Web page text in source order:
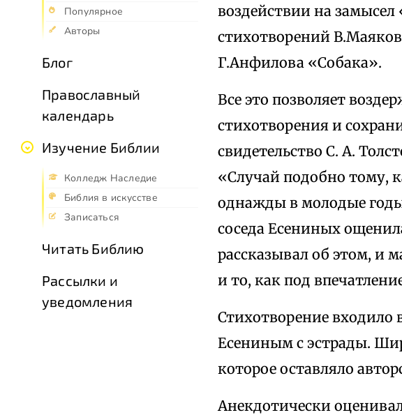
Популярное
Авторы
Блог
Православный
календарь
Изучение Библии
Колледж Наследие
Библия в искусстве
Записаться
Читать Библию
Рассылки и
уведомления
воздействии на замысел
стихотворений
Г.Анфилова «Собака».
Все это позволяет
стихотворения и
свидетельство С. А.
«Случай подобно тому,
однажды в молодые годы
соседа Есениных
рассказывал об этом, и
и то, как под
Стихотворение входило
Есениным с эстрады.
которое оставляло
Анекдотически